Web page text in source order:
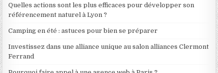
Quelles actions sont les plus efficaces pour développer son
référencement naturel à Lyon ?
Camping en été : astuces pour bien se préparer
Investissez dans une alliance unique au salon alliances Clermont
Ferrand